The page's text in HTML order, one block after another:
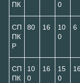
ПК
0
СП
ПК
Р
80 16
10
0
6
СП
ПК
10
0
16
15
0
16